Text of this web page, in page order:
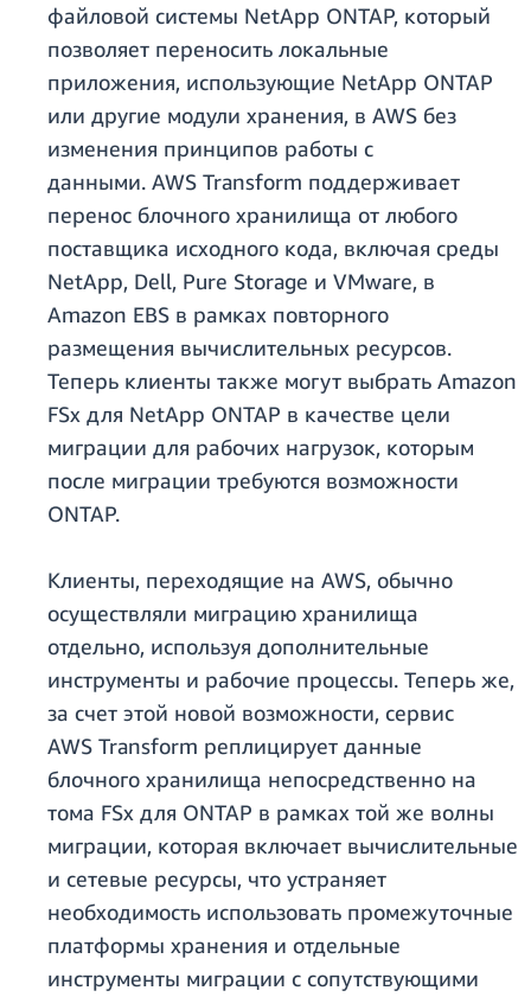
файловой системы NetApp ONTAP, который
позволяет переносить локальные
приложения, использующие NetApp ONTAP
или другие модули хранения, в AWS без
изменения принципов работы с
данными. AWS Transform поддерживает
перенос блочного хранилища от любого
поставщика исходного кода, включая среды
NetApp, Dell, Pure Storage и VMware, в
Amazon EBS в рамках повторного
размещения вычислительных ресурсов.
Теперь клиенты также могут выбрать Amazon
FSx для NetApp ONTAP в качестве цели
миграции для рабочих нагрузок, которым
после миграции требуются возможности
ONTAP.
Клиенты, переходящие на AWS, обычно
осуществляли миграцию хранилища
отдельно, используя дополнительные
инструменты и рабочие процессы. Теперь же,
за счет этой новой возможности, сервис
AWS Transform реплицирует данные
блочного хранилища непосредственно на
тома FSx для ONTAP в рамках той же волны
миграции, которая включает вычислительные
и сетевые ресурсы, что устраняет
необходимость использовать промежуточные
платформы хранения и отдельные
инструменты миграции с сопутствующими